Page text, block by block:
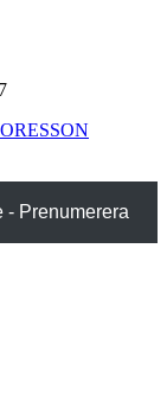
- Prenumerera